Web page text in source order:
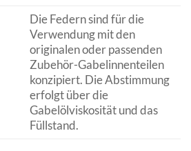
Die Federn sind für die
Verwendung mit den
originalen oder passenden
Zubehör-Gabelinnenteilen
konzipiert. Die Abstimmung
erfolgt über die
Gabelölviskosität und das
Füllstand.